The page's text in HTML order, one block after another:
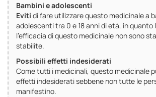
Bambini e adolescenti
Eviti di fare utilizzare questo medicinale a
adolescenti tra 0 e 18 anni di età, in quanto
l'efficacia di questo medicinale non sono
stabilite.
Possibili effetti indesiderati
Come tutti i medicinali, questo medicinale
effetti indesiderati sebbene non tutte le
manifestino.